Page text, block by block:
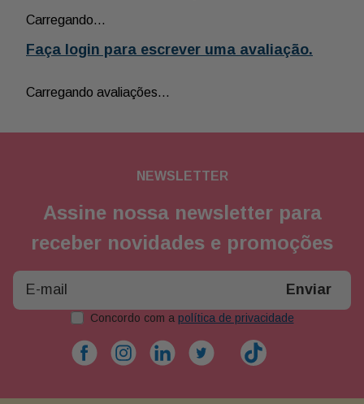
Carregando…
Faça login para escrever uma avaliação.
Carregando avaliações…
NEWSLETTER
Assine nossa newsletter para
receber novidades e promoções
Enviar
Concordo com a política de privacidade